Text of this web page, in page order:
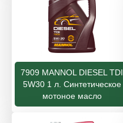
7909 MANNOL DIESEL TDI
5W30 1 л. Синтетическое
мотоное масло